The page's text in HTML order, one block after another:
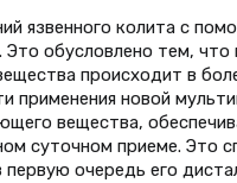
язвенного колита с
обусловлено тем,
происходит в
применения новой
вещества,
суточном приеме. Это
первую очередь его